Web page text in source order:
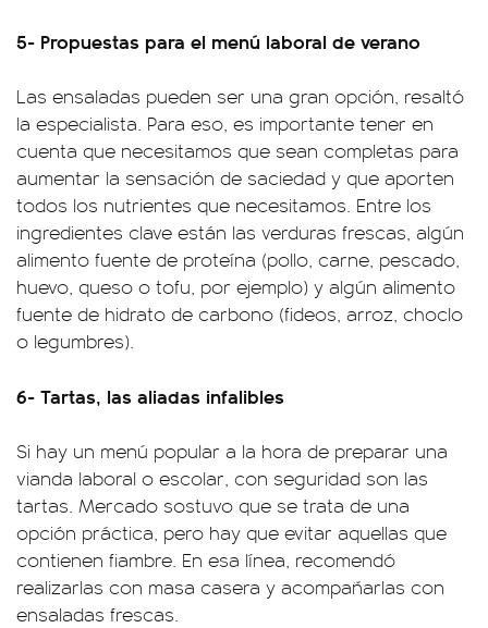
5- Propuestas para el menú laboral de verano
Las ensaladas pueden ser una gran opción, resaltó
la especialista. Para eso, es importante tener en
cuenta que necesitamos que sean completas para
aumentar la sensación de saciedad y que aporten
todos los nutrientes que necesitamos. Entre los
ingredientes clave están las verduras frescas, algún
alimento fuente de proteína (pollo, carne, pescado,
huevo, queso o tofu, por ejemplo) y algún alimento
fuente de hidrato de carbono (fideos, arroz, choclo
o legumbres).
6- Tartas, las aliadas infalibles
Si hay un menú popular a la hora de preparar una
vianda laboral o escolar, con seguridad son las
tartas. Mercado sostuvo que se trata de una
opción práctica, pero hay que evitar aquellas que
contienen fiambre. En esa línea, recomendó
realizarlas con masa casera y acompañarlas con
ensaladas frescas.